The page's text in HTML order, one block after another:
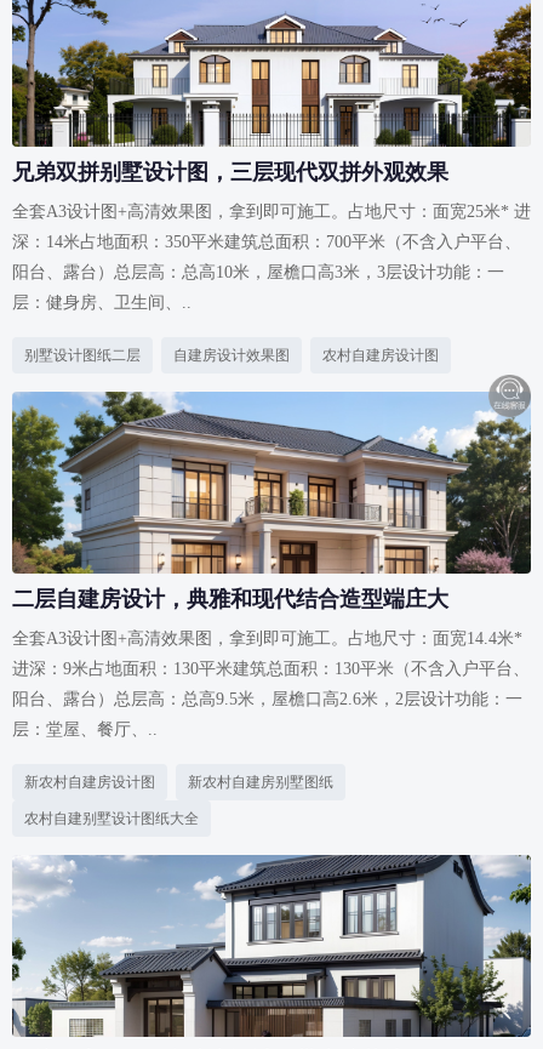
兄弟双拼别墅设计图，三层现代双拼外观效果
全套A3设计图+高清效果图，拿到即可施工。占地尺寸：面宽25米* 进
深：14米占地面积：350平米建筑总面积：700平米（不含入户平台、
阳台、露台）总层高：总高10米，屋檐口高3米，3层设计功能：一
层：健身房、卫生间、..
别墅设计图纸二层 自建房设计效果图 农村自建房设计图
二层自建房设计，典雅和现代结合造型端庄大
全套A3设计图+高清效果图，拿到即可施工。占地尺寸：面宽14.4米*
进深：9米占地面积：130平米建筑总面积：130平米（不含入户平台、
阳台、露台）总层高：总高9.5米，屋檐口高2.6米，2层设计功能：一
层：堂屋、餐厅、..
新农村自建房设计图 新农村自建房别墅图纸
农村自建别墅设计图纸大全